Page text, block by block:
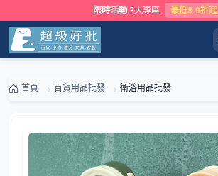
限時活動 3大專區 最低8.9折起
首頁 百貨用品批發 衛浴用品批發